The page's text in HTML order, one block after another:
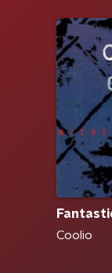
Coolio